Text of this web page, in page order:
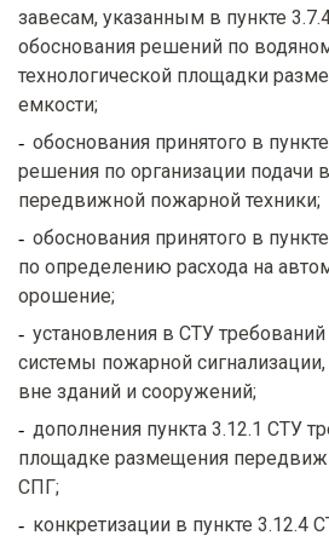
завесам, указанным в пункте
обоснования решений по
технологической площадки
емкости;
обоснования принятого в
решения по организации подачи
передвижной пожарной техники;
обоснования принятого в
по определению расхода на
орошение;
установления в СТУ
системы пожарной
вне зданий и сооружений;
дополнения пункта 3.12.1 СТУ
площадке размещения
СПГ;
конкретизации в пункте 3.12.4